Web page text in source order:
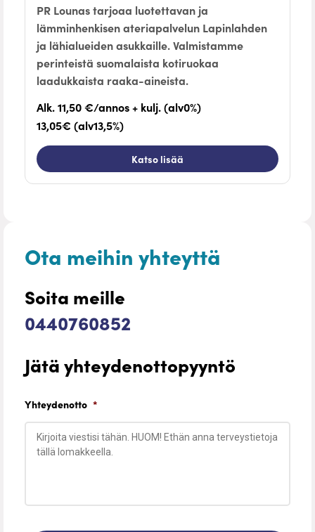
PR Lounas tarjoaa luotettavan ja
lämminhenkisen ateriapalvelun Lapinlahden
ja lähialueiden asukkaille. Valmistamme
perinteistä suomalaista kotiruokaa
laadukkaista raaka-aineista.
Alk. 11,50 €/annos + kulj. (alv0%)
13,05€ (alv13,5%)
Katso lisää
Ota meihin yhteyttä
Soita meille
0440760852
Jätä yhteydenottopyyntö
Yhteydenotto *